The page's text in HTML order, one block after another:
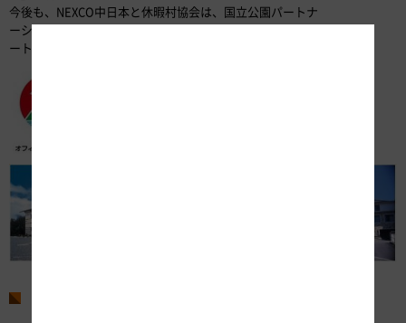
今後も、NEXCO中日本と休暇村協会は、国立公園パートナ
ーシップ締結企業・団体として相互に連携し、国立公園パ
ートナーシッププログラムに取り組んでまいります。